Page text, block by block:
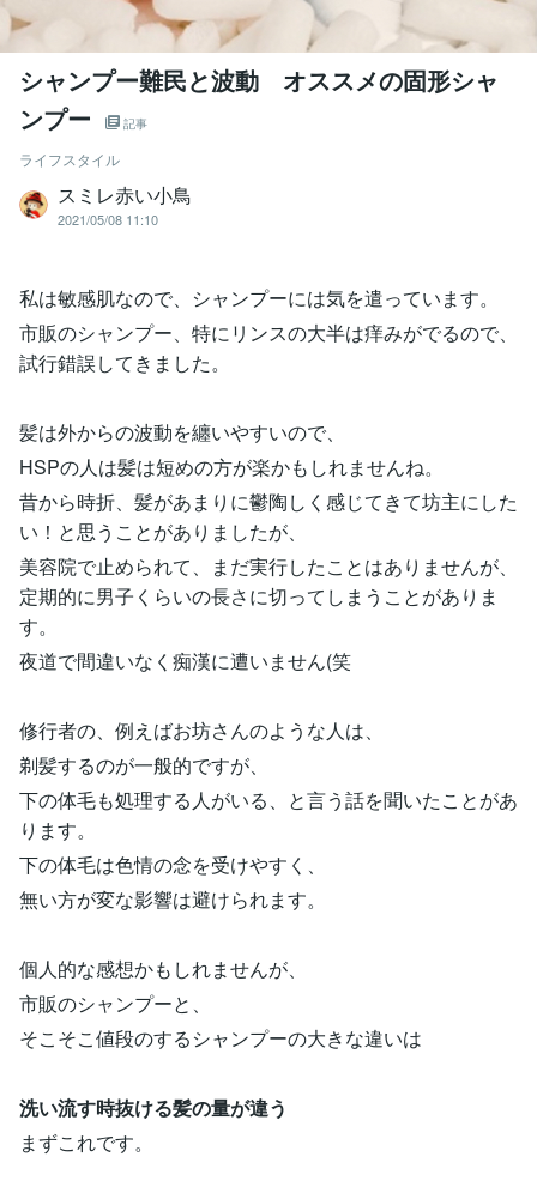
シャンプー難民と波動 オススメの固形シャ
ンプー
記事
ライフスタイル
スミレ赤い小鳥
2021/05/08 11:10
私は敏感肌なので、シャンプーには気を遣っています。
市販のシャンプー、特にリンスの大半は痒みがでるので、
試行錯誤してきました。
髪は外からの波動を纏いやすいので、
HSPの人は髪は短めの方が楽かもしれませんね。
昔から時折、髪があまりに鬱陶しく感じてきて坊主にした
い！と思うことがありましたが、
美容院で止められて、まだ実行したことはありませんが、
定期的に男子くらいの長さに切ってしまうことがありま
す。
夜道で間違いなく痴漢に遭いません(笑
修行者の、例えばお坊さんのような人は、
剃髪するのが一般的ですが、
下の体毛も処理する人がいる、と言う話を聞いたことがあ
ります。
下の体毛は色情の念を受けやすく、
無い方が変な影響は避けられます。
個人的な感想かもしれませんが、
市販のシャンプーと、
そこそこ値段のするシャンプーの大きな違いは
洗い流す時抜ける髪の量が違う
まずこれです。